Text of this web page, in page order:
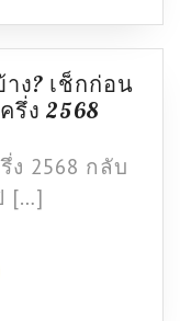
ง? เช็กก่อน
รึ่ง 2568
เมือง
ง 2568 กลับ
[…]